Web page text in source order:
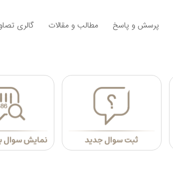
پرسش و پاسخ مطالب و مقالات گالری